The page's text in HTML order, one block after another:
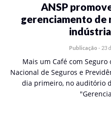
ANSP
gerenciamento de
Publicação - 23
Mais um Café com
Nacional de Seguros e
dia primeiro, no auditório